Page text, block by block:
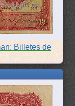
Billetes de